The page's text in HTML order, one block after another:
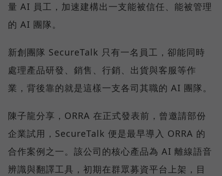
量 AI 員工，加速建構出一支能被信任、能被管理
的 AI 團隊。
新創團隊 SecureTalk 只有一名員工，卻能同時
處理產品研發、銷售、行銷、出貨與客服等作
業，背後靠的就是這樣一支各司其職的 AI 團隊。
陳子龍分享，ORRA 在正式發表前，曾邀請部份
企業試用，SecureTalk 便是最早導入 ORRA 的
合作案例之一。該公司的核心產品為 AI 離線語音
辨識與翻譯工具，初期在群眾募資平台上架，目